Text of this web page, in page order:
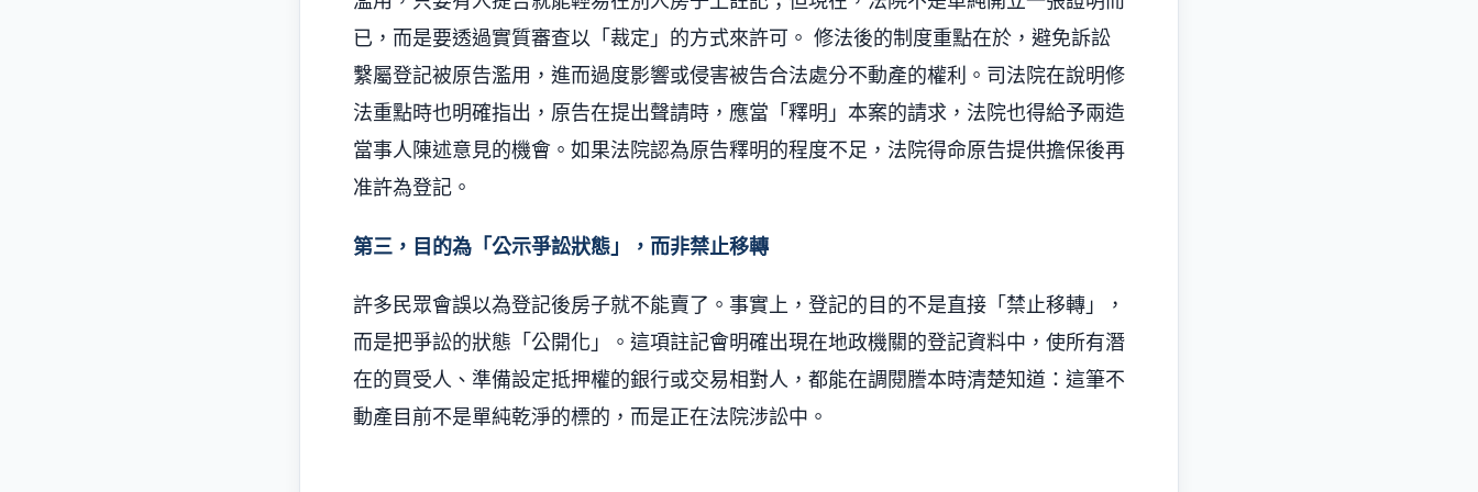
已，而是要透過實質審查以「裁定」的方式來許可。 修法後的制度重點在於，避免訴訟
繫屬登記被原告濫用，進而過度影響或侵害被告合法處分不動產的權利。司法院在說明修
法重點時也明確指出，原告在提出聲請時，應當「釋明」本案的請求，法院也得給予兩造
當事人陳述意見的機會。如果法院認為原告釋明的程度不足，法院得命原告提供擔保後再
准許為登記。
第三，目的為「公示爭訟狀態」，而非禁止移轉
許多民眾會誤以為登記後房子就不能賣了。事實上，登記的目的不是直接「禁止移轉」，
而是把爭訟的狀態「公開化」。這項註記會明確出現在地政機關的登記資料中，使所有潛
在的買受人、準備設定抵押權的銀行或交易相對人，都能在調閱謄本時清楚知道：這筆不
動產目前不是單純乾淨的標的，而是正在法院涉訟中。